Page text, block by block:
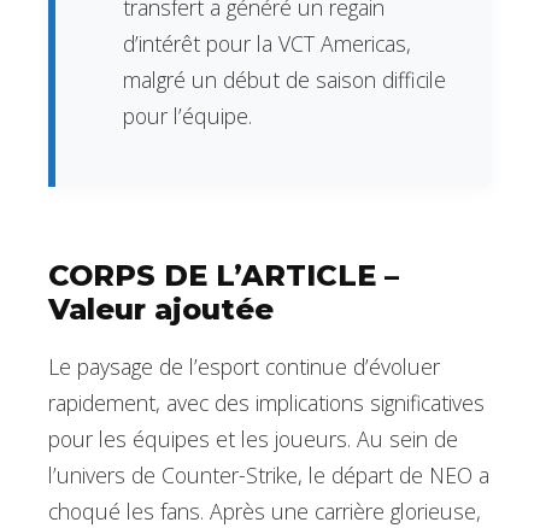
transfert a généré un regain
d’intérêt pour la VCT Americas,
malgré un début de saison difficile
pour l’équipe.
CORPS DE L’ARTICLE –
Valeur ajoutée
Le paysage de l’esport continue d’évoluer
rapidement, avec des implications significatives
pour les équipes et les joueurs. Au sein de
l’univers de Counter-Strike, le départ de NEO a
choqué les fans. Après une carrière glorieuse,